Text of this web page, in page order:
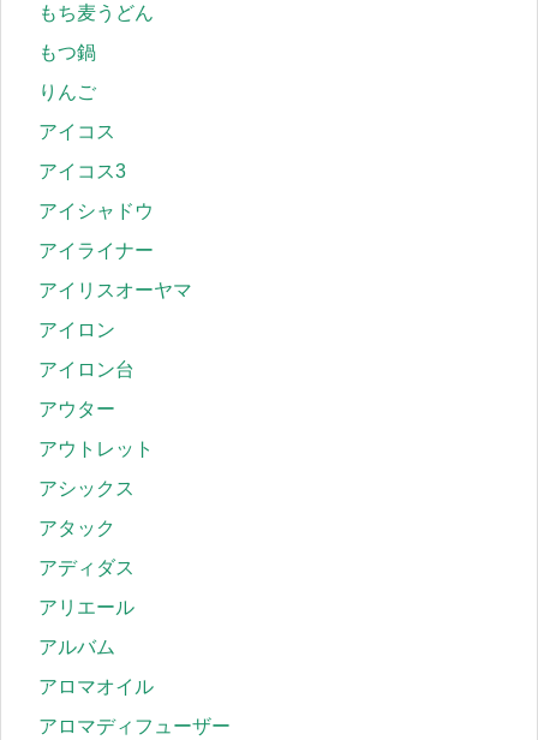
もち麦うどん
もつ鍋
りんご
アイコス
アイコス3
アイシャドウ
アイライナー
アイリスオーヤマ
アイロン
アイロン台
アウター
アウトレット
アシックス
アタック
アディダス
アリエール
アルバム
アロマオイル
アロマディフューザー